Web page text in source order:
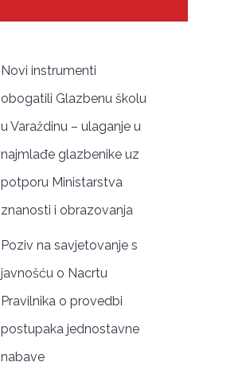
Novi instrumenti
obogatili Glazbenu školu
u Varaždinu – ulaganje u
najmlađe glazbenike uz
potporu Ministarstva
znanosti i obrazovanja
Poziv na savjetovanje s
javnošću o Nacrtu
Pravilnika o provedbi
postupaka jednostavne
nabave